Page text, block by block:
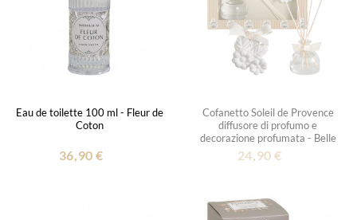
Eau de toilette 100 ml - Fleur de
Coton
36,90 €
Cofanetto Soleil de Provence
diffusore di profumo e
decorazione profumata - Belle
Lavande
24,90 €